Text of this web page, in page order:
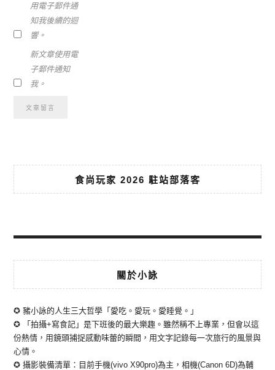
用電子郵件通
知我後續的迴
響。
新文章使用電
子郵件通知
我。
食尚玩家 2026 駐站部落客
關於小詠
✪ 豬小詠的人生三大哲學「愛吃。愛玩。愛睡覺。」
✪ 「拍攝+寫食記」是下班後的最大樂趣。雖然稱不上專業，但會以這
份熱情，用鏡頭捕捉感動味蕾的瞬間，用文字記錄每一次旅行的風景與
心情。
✪ 攝影裝備清單：目前手機(vivo X90pro)為主，相機(Canon 6D)為輔